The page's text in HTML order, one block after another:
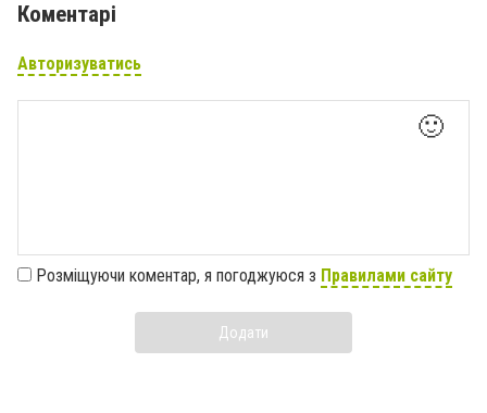
Коментарі
Авторизуватись
🙂
Розміщуючи коментар, я погоджуюся з Правилами сайту
Додати